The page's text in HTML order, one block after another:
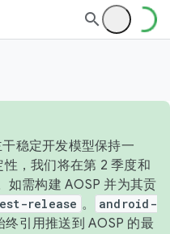
稳定开发模型保持一
，我们将在第 2 季度和
如需构建 AOSP 并为其贡
release 。
android-
终引用推送到 AOSP 的最